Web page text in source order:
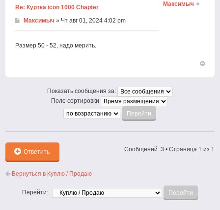
Re: Куртка icon 1000 Chapter
Максимыч » Чт авг 01, 2024 4:02 pm
Размер 50 - 52, надо мерить.
Максимыч
Показать сообщения за:
Поле сортировки
Ответить Сообщений: 3 • Страница 1 из 1
Вернуться в Куплю / Продаю
Перейти: